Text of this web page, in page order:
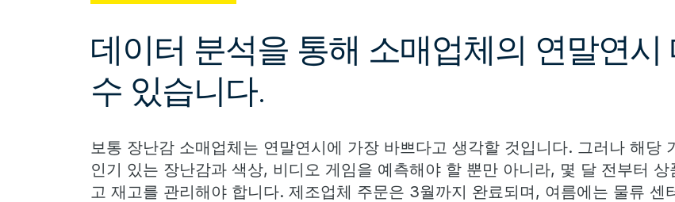
데이터 분석을 통해 소매업체의 연말연시
수 있습니다.
보통 장난감 소매업체는 연말연시에 가장 바쁘다고 생각할 것입니다. 그러나 해당
인기 있는 장난감과 색상, 비디오 게임을 예측해야 할 뿐만 아니라, 몇 달 전부터 상
고 재고를 관리해야 합니다. 제조업체 주문은 3월까지 완료되며, 여름에는 물류 센